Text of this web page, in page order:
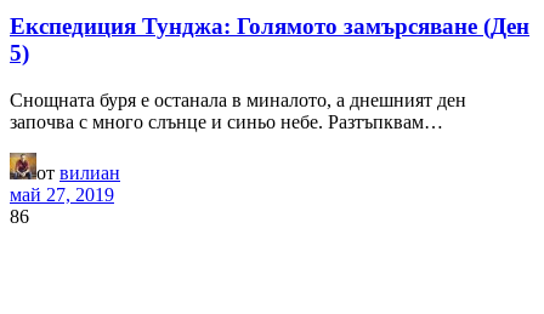
Експедиция Тунджа: Голямото замърсяване (Ден
5)
Снощната буря е останала в миналото, а днешният ден
започва с много слънце и синьо небе. Разтъпквам…
от вилиан
май 27, 2019
86